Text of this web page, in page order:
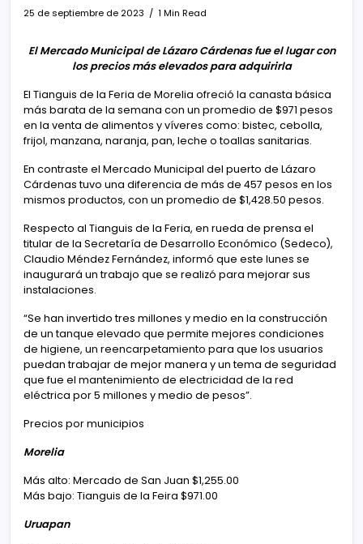
25 de septiembre de 2023 1 Min Read
El Mercado Municipal de Lázaro Cárdenas fue el lugar con
los precios más elevados para adquirirla
El Tianguis de la Feria de Morelia ofreció la canasta básica
más barata de la semana con un promedio de $971 pesos
en la venta de alimentos y víveres como: bistec, cebolla,
frijol, manzana, naranja, pan, leche o toallas sanitarias.
En contraste el Mercado Municipal del puerto de Lázaro
Cárdenas tuvo una diferencia de más de 457 pesos en los
mismos productos, con un promedio de $1,428.50 pesos.
Respecto al Tianguis de la Feria, en rueda de prensa el
titular de la Secretaría de Desarrollo Económico (Sedeco),
Claudio Méndez Fernández, informó que este lunes se
inaugurará un trabajo que se realizó para mejorar sus
instalaciones.
“Se han invertido tres millones y medio en la construcción
de un tanque elevado que permite mejores condiciones
de higiene, un reencarpetamiento para que los usuarios
puedan trabajar de mejor manera y un tema de seguridad
que fue el mantenimiento de electricidad de la red
eléctrica por 5 millones y medio de pesos”.
Precios por municipios
Morelia
Más alto: Mercado de San Juan $1,255.00
Más bajo: Tianguis de la Feira $971.00
Uruapan